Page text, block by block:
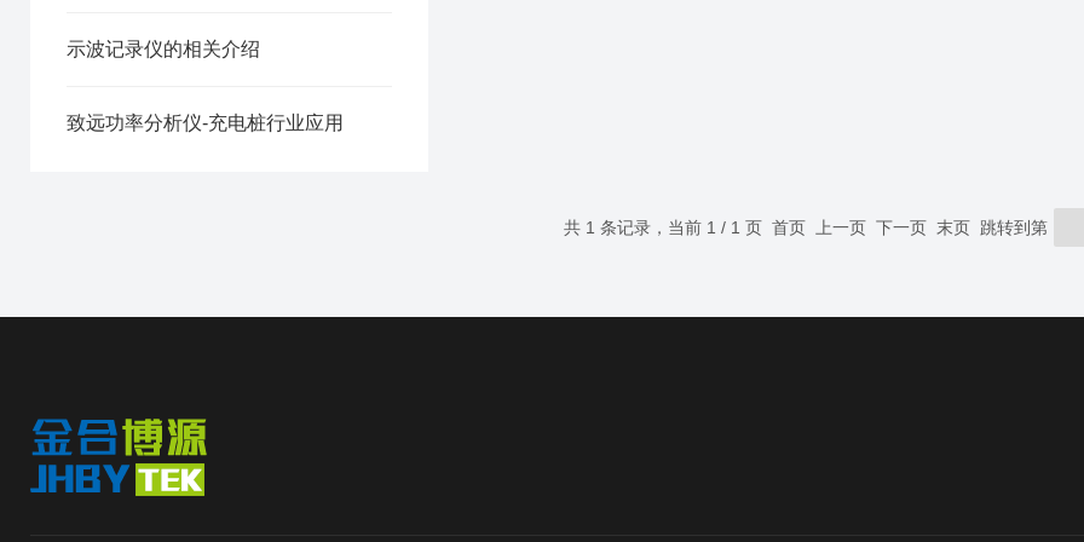
示波记录仪的相关介绍
致远功率分析仪-充电桩行业应用
共 1 条记录，当前 1 / 1 页 首页 上一页 下一页 末页 跳转到第